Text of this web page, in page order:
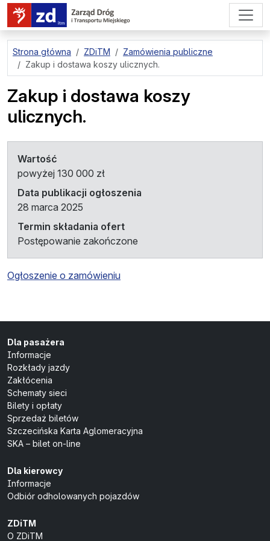
przejdź do treści strony
Strona główna ZDiTM
Zamówienia publiczne
Zakup i dostawa koszy ulicznych.
Zakup i dostawa koszy
ulicznych.
Wartość
powyżej 130 000 zł
Data publikacji ogłoszenia
28 marca 2025
Termin składania ofert
Postępowanie zakończone
Ogłoszenie o zamówieniu
Dla pasażera
Informacje
Rozkłady jazdy
Zakłócenia
Schematy sieci
Bilety i opłaty
Sprzedaż biletów
Szczecińska Karta Aglomeracyjna
SKA – bilet on-line
Dla kierowcy
Informacje
Odbiór odholowanych pojazdów
ZDiTM
O ZDiTM